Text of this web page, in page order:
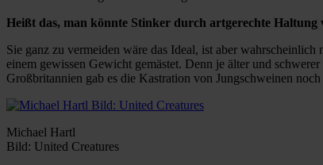
Heißt das, man könnte Stinker durch artgerechte Haltung
Sie ganz zu vermeiden wäre das Ideal, ist aber wahrscheinlich
einem gewissen Gewicht gemästet. Denn je älter und
Großbritannien gab es die Kastration von Jungschweinen
Michael Hartl
Bild: United Creatures